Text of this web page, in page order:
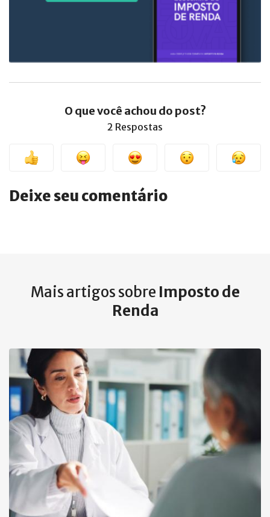
O que você achou do post?
2 Respostas
Deixe seu comentário
Mais artigos sobre Imposto de
Renda